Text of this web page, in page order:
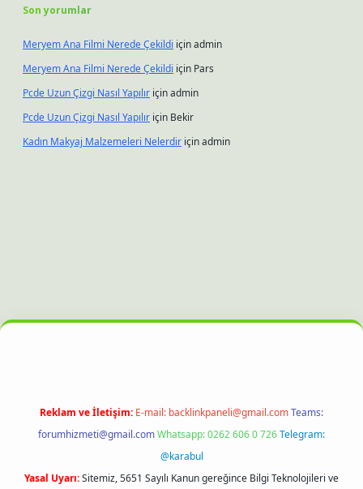
Son yorumlar
Meryem Ana Filmi Nerede Çekildi içinadmin
Meryem Ana Filmi Nerede Çekildi için Pars
Pcde Uzun Çizgi Nasıl Yapılır içinadmin
Pcde Uzun Çizgi Nasıl Yapılır için Bekir
Kadın Makyaj Malzemeleri Nelerdir içinadmin
hiltonbet güncel giriş
Reklam ve İletişim: E-mail: backlinkpaneli@gmail.comTeams:
forumhizmeti@gmail.comWhatsapp: 0262 606 0 726Telegram:
@karabul
Yasal Uyarı:Sitemiz, 5651 Sayılı Kanun gereğince Bilgi Teknolojileri ve